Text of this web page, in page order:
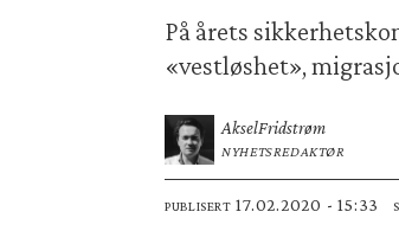
På årets
«vestløshet»,
AkselFridstrøm
NYHETSREDAKTØR
PUBLISERT 17.02.2020 - 15:33